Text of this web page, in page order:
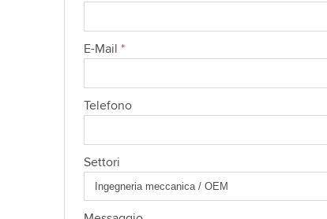
E-Mail *
Telefono
Settori